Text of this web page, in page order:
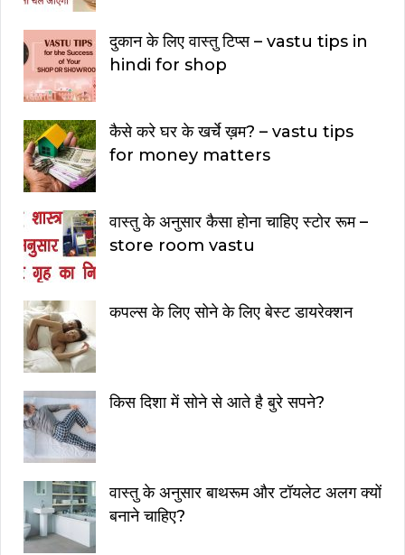
दुकान के लिए वास्तु टिप्स – vastu tips in
hindi for shop
कैसे करे घर के खर्चे ख़म? – vastu tips
for money matters
वास्तु के अनुसार कैसा होना चाहिए स्टोर रूम –
store room vastu
कपल्स के लिए सोने के लिए बेस्ट डायरेक्शन
किस दिशा में सोने से आते है बुरे सपने?
वास्तु के अनुसार बाथरूम और टॉयलेट अलग क्यों
बनाने चाहिए?